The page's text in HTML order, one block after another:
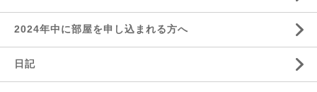
2024年中に部屋を申し込まれる方へ
日記